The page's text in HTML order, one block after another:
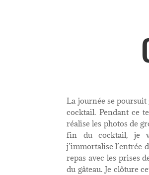
La journée se poursuit
cocktail. Pendant ce
réalise les photos de
fin du cocktail, je
j’immortalise l’entrée
repas avec les prises
du gâteau. Je clôture